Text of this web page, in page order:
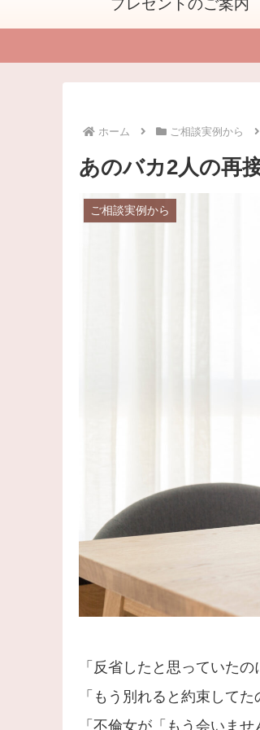
プレゼントのご案内
ホーム ご相談実例から
あのバカ2人の再
ご相談実例から
「反省したと思っていた
「もう別れると約束して
「不倫女が「もう会いま